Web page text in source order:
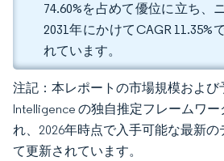
74.60%を占めて優位に立ち、
2031年にかけてCAGR 11.35%
れています。
注記：本レポートの市場規模および
Intelligence の独自推定フレームワ
れ、2026年時点で入手可能な最新
て更新されています。